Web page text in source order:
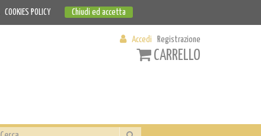
Accedi Registrazione
CARRELLO
COOKIES POLICY Chiudi ed accetta